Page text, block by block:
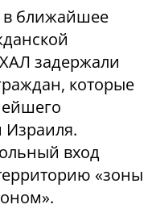
в ближайшее
задержали
которые
Израиля.
вход
«зоны